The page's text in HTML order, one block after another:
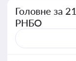
Головне за
РНБО